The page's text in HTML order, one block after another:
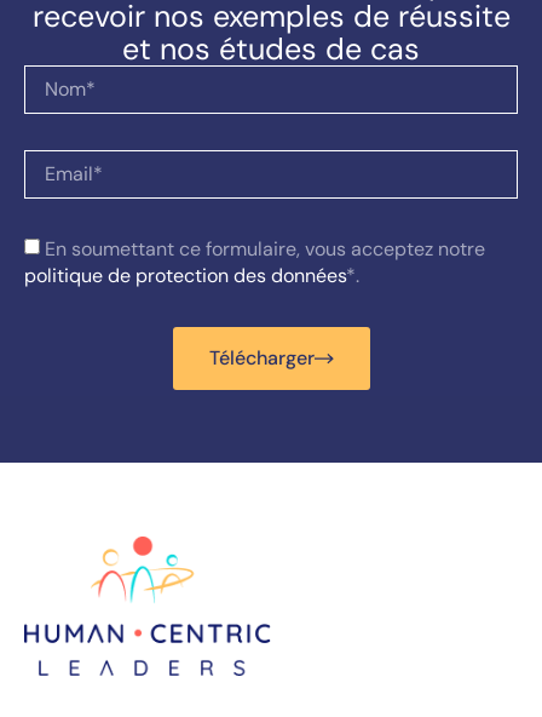
recevoir nos exemples de réussite
et nos études de cas
En soumettant ce formulaire, vous acceptez notre
politique de protection des données*.
Télécharger